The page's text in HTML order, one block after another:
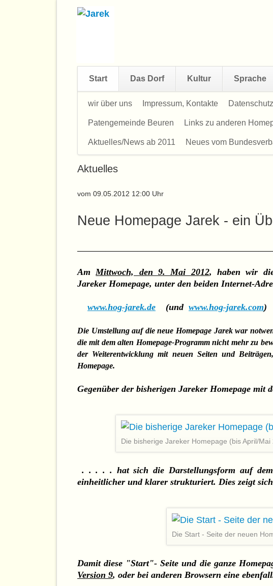
Start Das Dorf Kultur Sprache
wir über uns Impressum, Kontakte Datenschutz
Patengemeinde Beuren Links zu anderen
Aktuelles/News ab 2011 Neues vom
Aktuelles
vom 09.05.2012 12:00 Uhr
Neue Homepage Jarek - ein
Am Mittwoch, den 9. Mai 2012, haben wir
Jareker Homepage, unter den beiden Internet-
www.hog-jarek.de (und www.hog-jarek.com)
Die Umstellung auf die neue Homepage Jarek war
die mit dem alten Homepage-Programm nicht mehr zu
der Weiterentwicklung mit neuen Seiten und
Homepage.
Gegenüber der bisherigen Jareker Homepage mit
Die bisherige Jareker Homepage (bis April/Mai
. . . . . hat sich die Darstellungsform auf
einheitlicher und klarer strukturiert. Dies zeigt
Die Start - Seite der neuen
Damit diese "Start"- Seite und die ganze
Version 9, oder bei anderen Browsern eine